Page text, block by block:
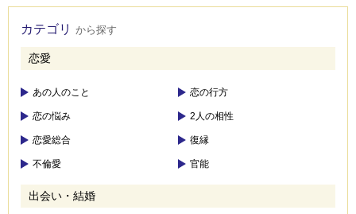
カテゴリ から探す
恋愛
あの人のこと 恋の行方
恋の悩み 2人の相性
恋愛総合 復縁
不倫愛 官能
出会い・結婚